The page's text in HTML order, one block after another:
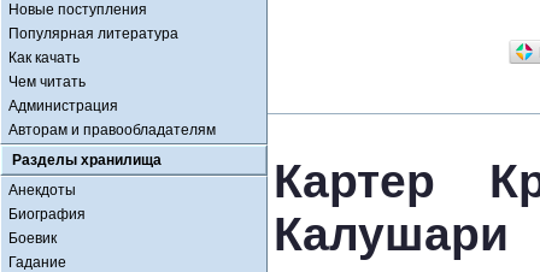
Новые поступления
Популярная литература
Как качать
Чем читать
Администрация
Авторам и правообладателям
Разделы хранилища
Анекдоты
Биография
Боевик
Гадание
Картер
Калушари